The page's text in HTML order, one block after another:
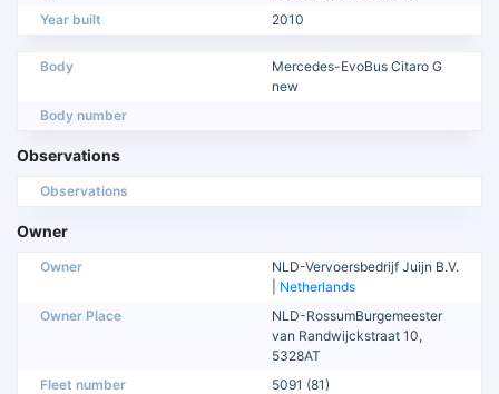
Year built
2010
Body
Mercedes-EvoBus Citaro G
new
Body number
Observations
Observations
Owner
Owner
NLD-Vervoersbedrijf Juijn B.V.
Netherlands
Owner Place
NLD-RossumBurgemeester
van Randwijckstraat 10,
5328AT
Fleet number
5091 (81)